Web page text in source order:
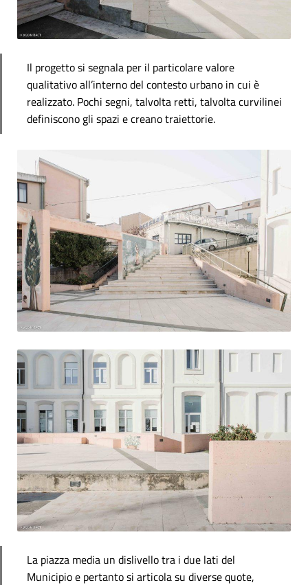
Il progetto si segnala per il particolare valore
qualitativo all’interno del contesto urbano in cui è
realizzato. Pochi segni, talvolta retti, talvolta curvilinei
definiscono gli spazi e creano traiettorie.
La piazza media un dislivello tra i due lati del
Municipio e pertanto si articola su diverse quote,